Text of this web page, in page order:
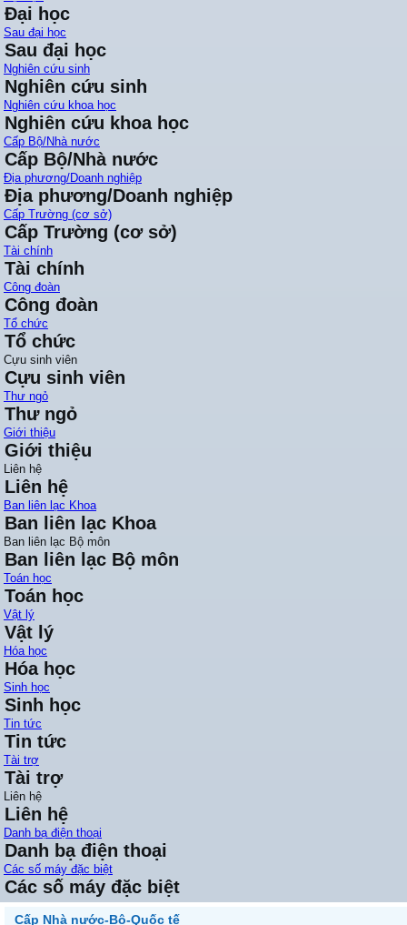
Đại học
Sau đại học
Sau đại học
Nghiên cứu sinh
Nghiên cứu sinh
Nghiên cứu khoa học
Nghiên cứu khoa học
Cấp Bộ/Nhà nước
Cấp Bộ/Nhà nước
Địa phương/Doanh nghiệp
Địa phương/Doanh nghiệp
Cấp Trường (cơ sở)
Cấp Trường (cơ sở)
Tài chính
Tài chính
Công đoàn
Công đoàn
Tổ chức
Tổ chức
Cựu sinh viên
Cựu sinh viên
Thư ngỏ
Thư ngỏ
Giới thiệu
Giới thiệu
Liên hệ
Liên hệ
Ban liên lạc Khoa
Ban liên lạc Khoa
Ban liên lạc Bộ môn
Ban liên lạc Bộ môn
Toán học
Toán học
Vật lý
Vật lý
Hóa học
Hóa học
Sinh học
Sinh học
Tin tức
Tin tức
Tài trợ
Tài trợ
Liên hệ
Liên hệ
Danh bạ điện thoại
Danh bạ điện thoại
Các số máy đặc biệt
Các số máy đặc biệt
Cấp Nhà nước-Bộ-Quốc tế